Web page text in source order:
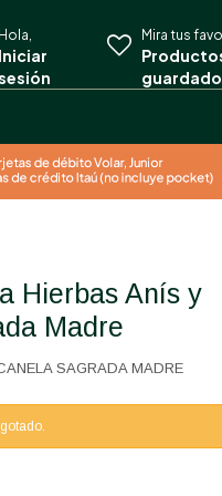
Madre
SAGRADA MADRE